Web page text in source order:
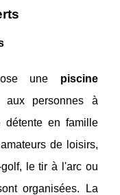
une piscine
aux personnes à
détente en famille
de loisirs,
le tir à l'arc ou
organisées. La